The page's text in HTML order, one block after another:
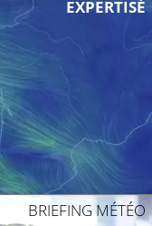
EXPERTISÉ
BRIEFING MÉTÉO